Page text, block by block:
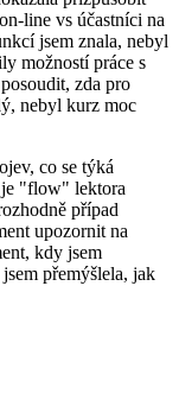
line vs účastníci na
jsem znala, nebyl
možností práce s
zda pro
nebyl kurz moc
co se týká
"flow" lektora
případ
upozornit na
kdy jsem
přemýšlela, jak